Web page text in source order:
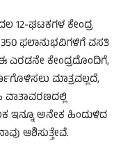
12-ಘಟಕಗಳ ಕೇಂದ್ರ
ಫಲಾನುಭವಿಗಳಿಗೆ ವಸತಿ
ಎರಡನೇ ಕೇಂದ್ರದೊಂದಿಗೆ,
ಮಾತ್ರವಲ್ಲದೆ,
ವಾತಾವರಣದಲ್ಲಿ
ಇನ್ನೂ ಅನೇಕ ಹಿಂದುಳಿದ
ಆಶಿಸುತ್ತೇವೆ.